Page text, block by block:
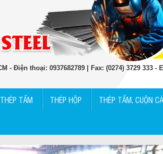
- Điện thoại: 0937682789 | Fax: (0274) 3729 333
THÉP TẤM THÉP HỘP THÉP TẤM, CUỘN